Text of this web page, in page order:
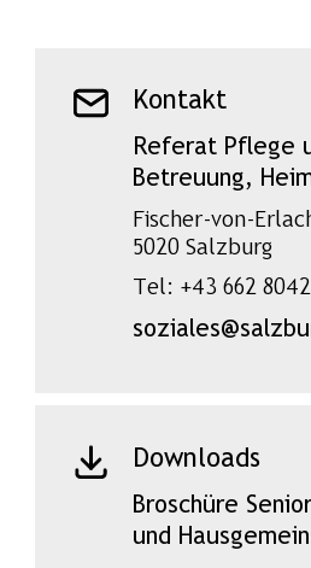
Kontakt
Referat Pflege
Betreuung,
Fischer-von-
5020 Salzburg
Tel: +43 662
Downloads
Broschüre
und